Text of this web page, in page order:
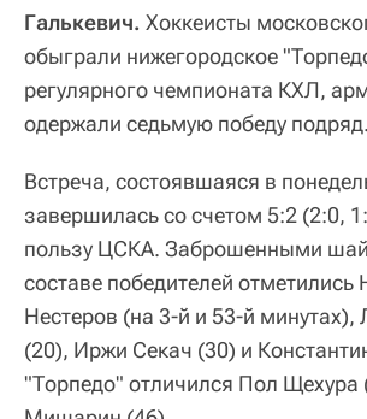
Галькевич. Хоккеисты
обыграли нижегородское
регулярного чемпионата КХЛ,
одержали седьмую победу подряд.
Встреча, состоявшаяся в
завершилась со счетом 5:2 (2:0,
пользу ЦСКА. Заброшенными
составе победителей отметились
Нестеров (на 3-й и 53-й минутах),
(20), Иржи Секач (30) и
"Торпедо" отличился Пол Щехура